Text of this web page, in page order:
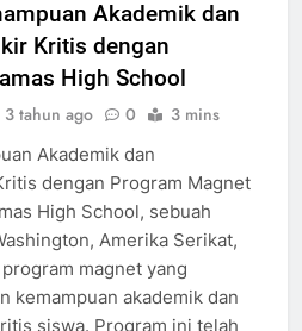
Akademik dan
Kritis dengan
High School
Akademik dan
dengan Program Magnet
High School, sebuah
Amerika Serikat,
magnet yang
kemampuan akademik dan